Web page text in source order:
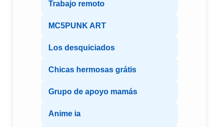
Trabajo remoto
MC5PUNK ART
Los desquiciados
Chicas hermosas grátis
Grupo de apoyo mamás
Anime ia